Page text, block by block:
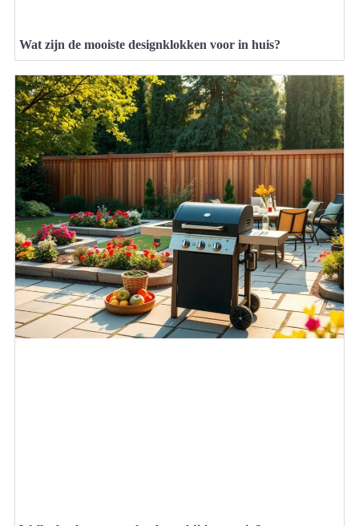
Wat zijn de mooiste designklokken voor in huis?